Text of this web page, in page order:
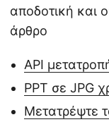
αποδοτική και
άρθρο
API
PPT σε JPG
Μετατρέψτε